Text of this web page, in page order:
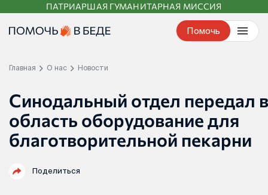
контенту
ПАТРИАРШАЯ ГУМАНИТАРНАЯ МИССИЯ
Помочь
Главная О нас Новости
Синодальный отдел передал
область оборудование для
благотворительной пекарни
Поделиться